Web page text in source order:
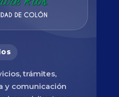
trámites,
y comunicación